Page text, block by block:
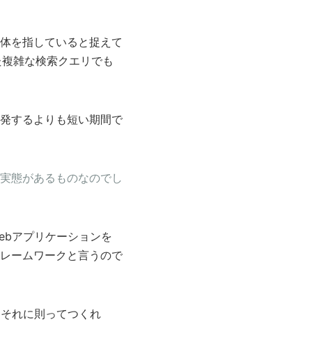
を指していると捉えて
雑な検索クエリでも
するよりも短い期間で
態があるものなのでし
アプリケーションを
ームワークと言うので
れに則ってつくれ